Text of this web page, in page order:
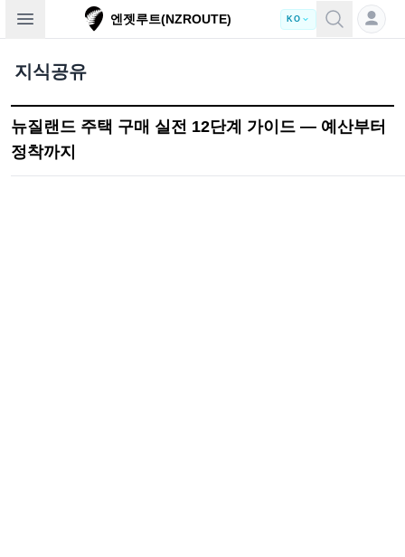
Open sidebar 엔젯루트(NZROUTE) KO
지식공유
뉴질랜드 주택 구매 실전 12단계 가이드 — 예산부터
정착까지